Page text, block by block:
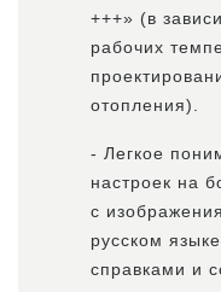
+++» (в
рабочих
отопления).
- Легкое
настроек на
с
русском
справками и